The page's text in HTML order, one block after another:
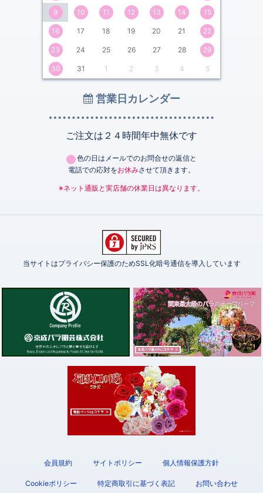
9 10 11 12 13 14 15
16 17 18 19 20 21 22
23 24 25 26 27 28 29
30 31 1 2 3 4 5
営業日カレンダー
ご注文は２４時間年中無休です
色の日はメールでのお問合せの返信と
電話での応対をお休みさせて頂きます。
※ネット通販と実店舗の休業日は異なります。
当サイトはプライバシー保護のためSSL化暗号通信を導入しています
会員規約 サイトポリシー 個人情報保護方針
Cookieポリシー 特定商取引に基づく表記 お問い合わせ